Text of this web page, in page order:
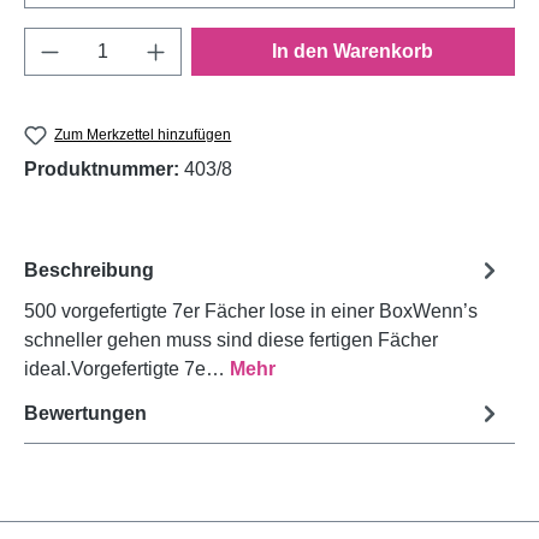
Produkt Anzahl: Gib den gewünschten
In den Warenkorb
Zum Merkzettel hinzufügen
Produktnummer: 403/8
Beschreibung
500 vorgefertigte 7er Fächer lose in einer BoxWenn’s
schneller gehen muss sind diese fertigen Fächer
ideal.Vorgefertigte 7e… Mehr
Bewertungen